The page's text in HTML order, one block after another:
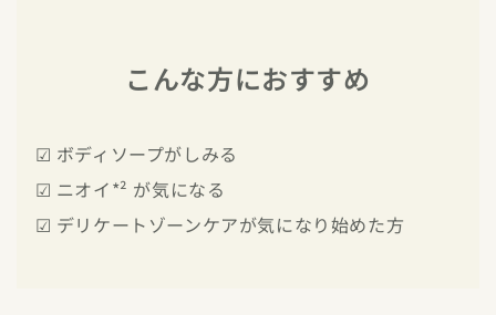
こんな方におすすめ
☑ ボディソープがしみる
☑ ニオイ*² が気になる
☑ デリケートゾーンケアが気になり始めた方